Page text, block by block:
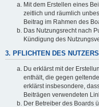
Mit dem Erstellen eines
zeitlich und räumlich
Beitrag im Rahmen des
Das Nutzungsrecht nach
Kündigung des
3. PFLICHTEN DES NUTZERS
Du erklärst mit der
enthält, die gegen
erklärst insbesondere,
Beiträgen verwendeten
Der Betreiber des Boards